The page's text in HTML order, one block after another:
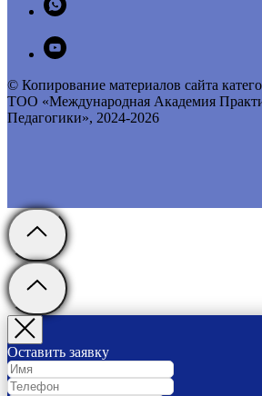
© Копирование материалов сайта
ТОО «Международная Академия
Педагогики», 2024-2026
Оставить заявку